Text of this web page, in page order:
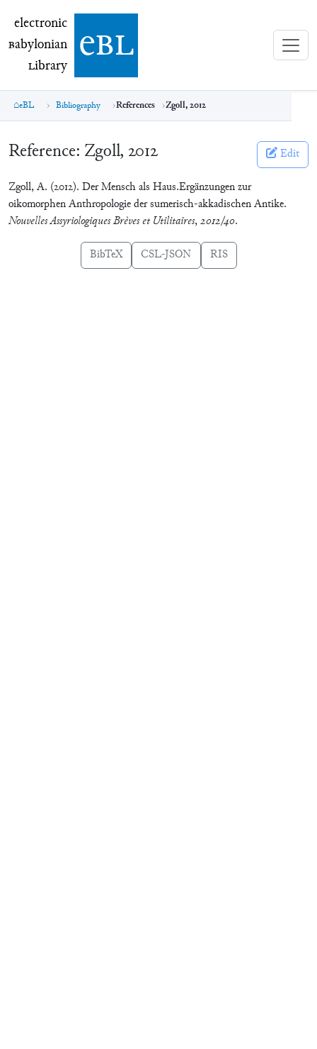
electronic Babylonian Library (eBL)
electronic
Babylonian
Library ebl
eBL Bibliography References Zgoll, 2012
Reference: Zgoll, 2012 Edit
Zgoll, A. (2012). Der Mensch als Haus.Ergänzungen zur
oikomorphen Anthropologie der sumerisch-akkadischen Antike.
Nouvelles Assyriologiques Brèves et Utilitaires,2012/40.
BibTeX CSL-JSON RIS